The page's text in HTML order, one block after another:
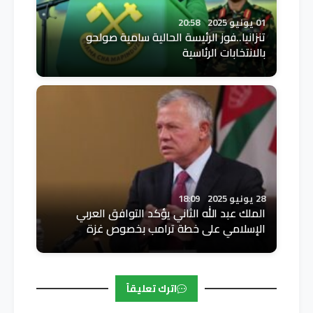
01 يونيو 2025 20:58
تنزانيا..فوز الرئيسة الحالية سامية صولحو
بالانتخابات الرئاسية
28 يونيو 2025 18:09
الملك عبد الله الثاني يؤكد التوافق العربي
الإسلامي على خطة ترامب بخصوص غزة
اترك تعليقاً